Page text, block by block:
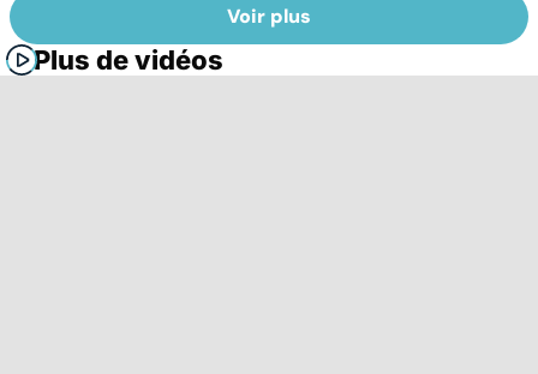
Voir plus
Plus de vidéos